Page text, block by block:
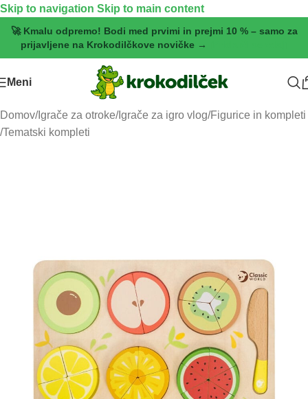
Skip to navigation Skip to main content
🚀 Kmalu odpremo! Bodi med prvimi in prejmi 10 % – samo za
prijavljene na Krokodilčkove novičke →
Meni
Domov/Igrače za otroke/Igrače za igro vlog/Figurice in kompleti
/Tematski kompleti